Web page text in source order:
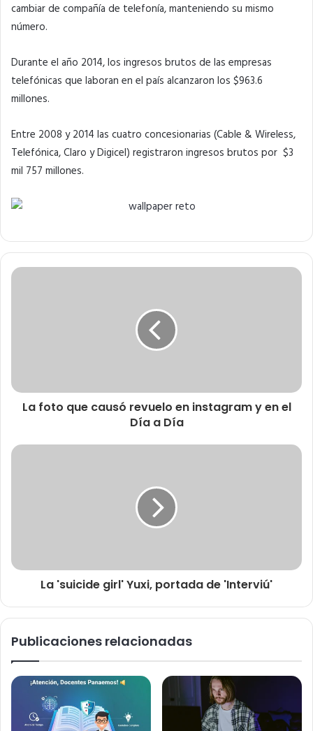
cambiar de compañía de telefonía, manteniendo su mismo
número.
Durante el año 2014, los ingresos brutos de las empresas
telefónicas que laboran en el país alcanzaron los $963.6
millones.
Entre 2008 y 2014 las cuatro concesionarias (Cable & Wireless,
Telefónica, Claro y Digicel) registraron ingresos brutos por $3
mil 757 millones.
La foto que causó revuelo en instagram y en el
Día a Día
La 'suicide girl' Yuxi, portada de 'Interviú'
Publicaciones relacionadas